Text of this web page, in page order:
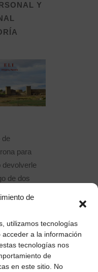
de
utilizamos tecnologías
a la información
tecnologías nos
de
en este sitio. No
Y
de
para
devolverle
de dos